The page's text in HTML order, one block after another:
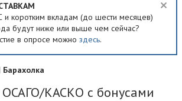
и коротким вкладам (до шести месяцев)
будут ниже или выше чем сейчас?
в опросе можно здесь.
КАСКО с бонусами